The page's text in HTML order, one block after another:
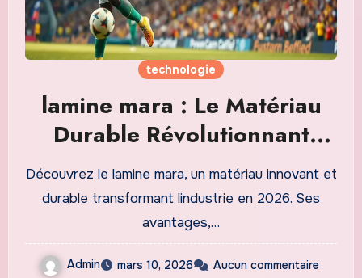
technologie
lamine mara : Le Matériau
Durable Révolutionnant
lIndustrie en 2026
Découvrez le lamine mara, un matériau innovant et
durable transformant lindustrie en 2026. Ses
avantages,…
Admin mars 10, 2026 Aucun commentaire